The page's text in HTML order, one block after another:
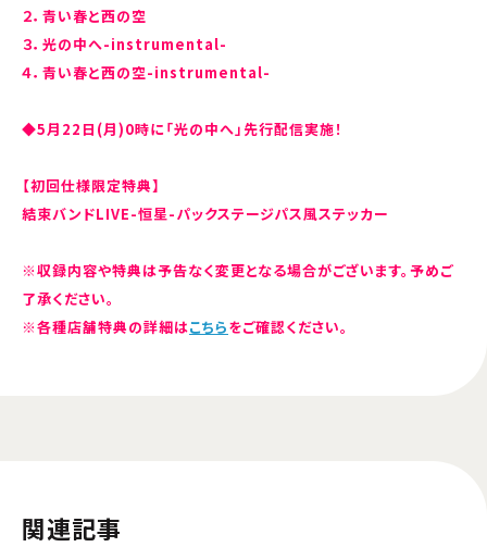
２．青い春と西の空
３．光の中へ-instrumental-
４．青い春と西の空-instrumental-
◆5月22日(月)0時に「光の中へ」先行配信実施！
【初回仕様限定特典】
結束バンドLIVE-恒星-パックステージパス風ステッカー
※収録内容や特典は予告なく変更となる場合がございます。予めご
了承ください。
※各種店舗特典の詳細はこちらをご確認ください。
関連記事